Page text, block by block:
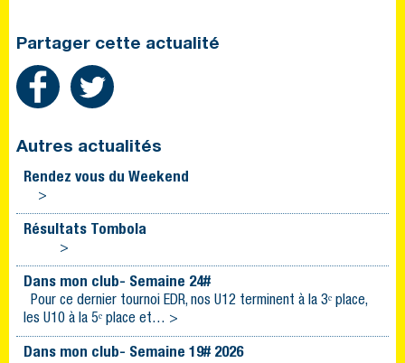
Partager cette actualité
Autres actualités
Rendez vous du Weekend
>
Résultats Tombola
>
Dans mon club- Semaine 24#
Pour ce dernier tournoi EDR, nos U12 terminent à la 3ᵉ place,
les U10 à la 5ᵉ place et… >
Dans mon club- Semaine 19# 2026